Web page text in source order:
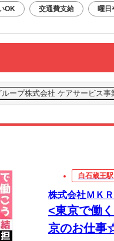
OK 交通費支給 曜日
ープ株式会社 ケアサービス
白石蔵王駅
株式会社ＭＫ
<東京で働
京のお仕事